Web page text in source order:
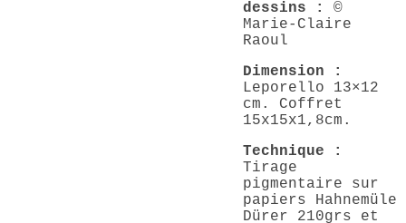
dessins :
©
Marie-Claire
Raoul
Dimension :
Leporello 13×12
cm. Coffret
15x15x1,8cm.
Technique :
Tirage
pigmentaire sur
papiers Hahnemüle
Dürer 210grs et